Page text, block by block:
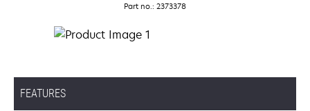
Part no.: 2373378
FEATURES